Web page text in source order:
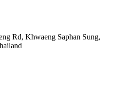
Rd, Khwaeng Saphan Sung,